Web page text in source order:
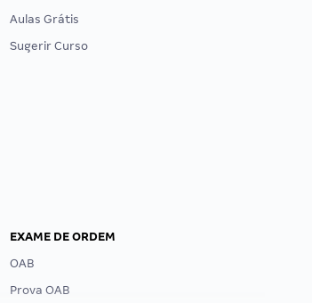
Aulas Grátis
Sugerir Curso
EXAME DE ORDEM
OAB
Prova OAB